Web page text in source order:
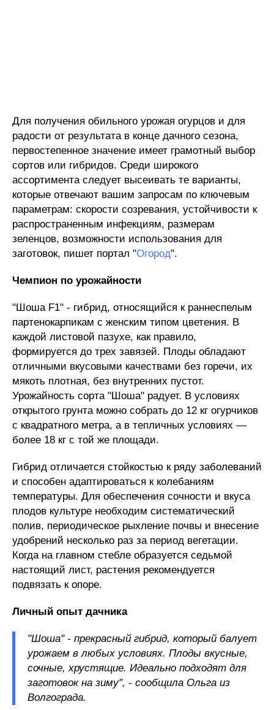
Для получения обильного урожая огурцов и для
радости от результата в конце дачного сезона,
первостепенное значение имеет грамотный выбор
сортов или гибридов. Среди широкого
ассортимента следует высеивать те варианты,
которые отвечают вашим запросам по ключевым
параметрам: скорости созревания, устойчивости к
распространенным инфекциям, размерам
зеленцов, возможности использования для
заготовок, пишет портал "Огород".
Чемпион по урожайности
"Шоша F1" - гибрид, относящийся к раннеспелым
партенокарпикам с женским типом цветения. В
каждой листовой пазухе, как правило,
формируется до трех завязей. Плоды обладают
отличными вкусовыми качествами без горечи, их
мякоть плотная, без внутренних пустот.
Урожайность сорта "Шоша" радует. В условиях
открытого грунта можно собрать до 12 кг огурчиков
с квадратного метра, а в тепличных условиях —
более 18 кг с той же площади.
Гибрид отличается стойкостью к ряду заболеваний
и способен адаптироваться к колебаниям
температуры. Для обеспечения сочности и вкуса
плодов культуре необходим систематический
полив, периодическое рыхление почвы и внесение
удобрений несколько раз за период вегетации.
Когда на главном стебле образуется седьмой
настоящий лист, растения рекомендуется
подвязать к опоре.
Личный опыт дачника
"Шоша" - прекрасный гибрид, который балует
урожаем в любых условиях. Плоды вкусные,
сочные, хрустящие. Идеально подходят для
заготовок на зиму", - сообщила Ольга из
Волгограда.